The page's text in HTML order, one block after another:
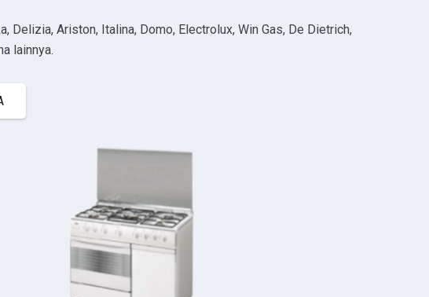
Ariston, Italina, Domo, Electrolux, Win Gas, De Dietrich,
lainnya.